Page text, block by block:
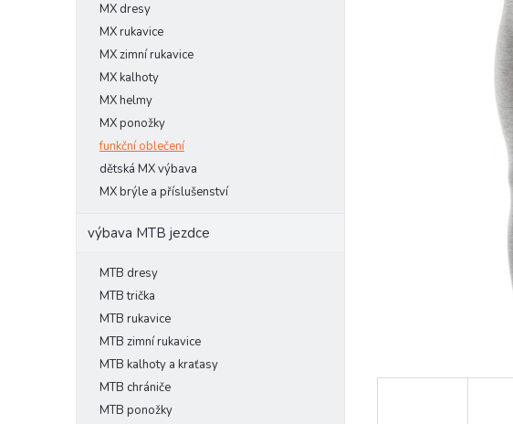
MX dresy
MX rukavice
MX zimní rukavice
MX kalhoty
MX helmy
MX ponožky
funkční oblečení
dětská MX výbava
MX brýle a příslušenství
výbava MTB jezdce
MTB dresy
MTB trička
MTB rukavice
MTB zimní rukavice
MTB kalhoty a kraťasy
MTB chrániče
MTB ponožky